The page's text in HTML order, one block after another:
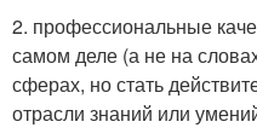
2. профессиональные
самом деле (а не на
сферах, но стать
отрасли знаний или